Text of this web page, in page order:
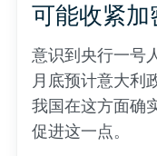
可能收紧加
意识到央行一号
月底预计意大利
我国在这方面确
促进这一点。